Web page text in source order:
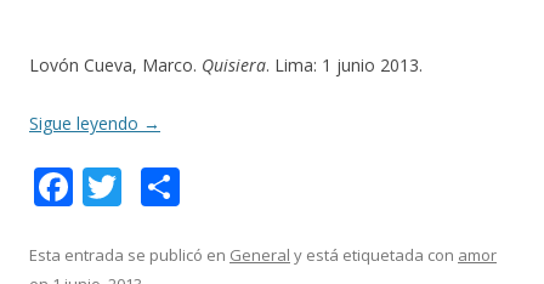
Lovón Cueva, Marco. Quisiera. Lima: 1 junio 2013.
Sigue leyendo →
F
e
T
itt m
Esta entrada se publicó en General y está etiquetada con amor